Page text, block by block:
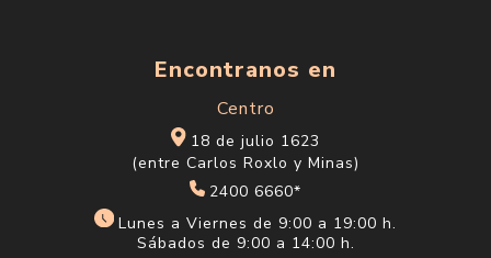
Encontranos en
Centro
18 de julio 1623
(entre Carlos Roxlo y Minas)
2400 6660*
Lunes a Viernes de 9:00 a 19:00 h.
Sábados de 9:00 a 14:00 h.